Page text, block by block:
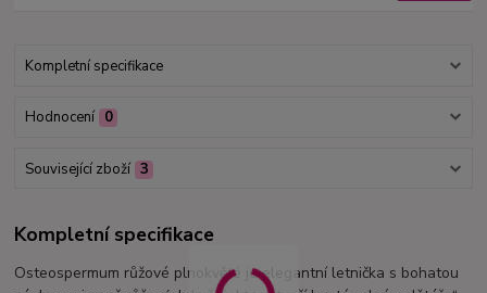
Kompletní specifikace
Hodnocení 0
Související zboží 3
Kompletní specifikace
Osteospermum růžové plnokvěté je elegantní letnička s bohatou